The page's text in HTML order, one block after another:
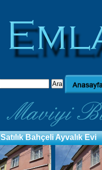
Satılık Bahçeli Ayvalık Evi